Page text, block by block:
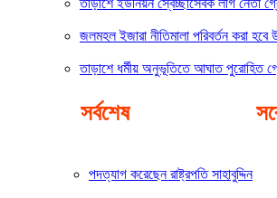
তাড়াশে ইউনিয়ন স্বেচ্ছাসেবক লীগ নেতা
জলমহল ইজারা নীতিমালা পরিবর্তন করা হবে
তাড়াশে ধর্মীয় অনুভূতিতে আঘাত পুরোহিত
সর্বশেষ
পদত্যাগ করেছেন রাষ্ট্রপতি সাহাবুদ্দিন